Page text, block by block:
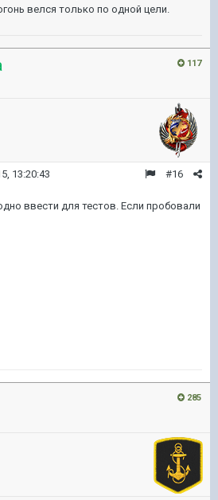
велся только по одной цели.
117
#16
13:20:43
ввести для тестов. Если пробовали
285